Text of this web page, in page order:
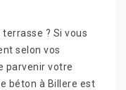
? Si vous
selon vos
parvenir votre
béton à Billere est